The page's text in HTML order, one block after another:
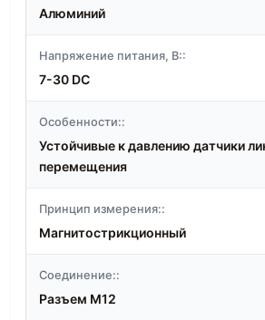
Алюминий
Напряжение питания, В::
7-30 DC
Особенности::
Устойчивые к давлению датчики
перемещения
Принцип измерения::
Магнитострикционный
Соединение::
Разъем M12